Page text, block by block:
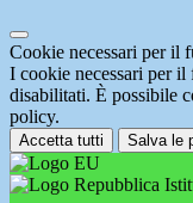
Cookie necessari per il
I cookie necessari per il
disabilitati. È possibile
policy.
Accetta tutti Salva le